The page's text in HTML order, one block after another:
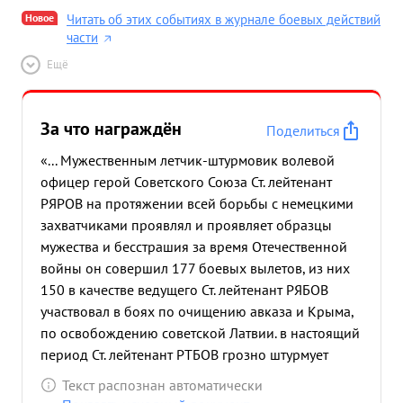
Новое
Читать об этих событиях в журнале боевых действий
части
Ещё
За что награждён
Поделиться
«... Мужественным летчик-штурмовик волевой
офицер герой Советского Союза Ст. лейтенант
РЯРОВ на протяжении всей борьбы с немецкими
захватчиками проявлял и проявляет образцы
мужества и бесстрашия за время Отечественной
войны он совершил 177 боевых вылетов, из них
150 в качестве ведущего Ст. лейтенант РЯБОВ
участвовал в боях по очищению авказа и Крыма,
по освобождению советской Латвии. в настоящий
период Ст. лейтенант РТБОВ грозно штурмует
гитлеровский заватчиков на 2-м Прибалтийском
фронте зажатых в клещи между Тукумсом и
Текст распознан автоматически